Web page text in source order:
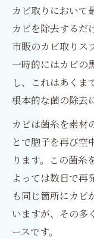
カビ取りにおいて
カビを除去するだ
市販のカビ取りス
一時的にはカビの
し、これはあくま
根本的な菌の除去
カビは菌糸を素材
とで胞子を再び空
ります。この菌糸
よっては数日で再
も同じ箇所にカビ
いますが、その多
ースです。